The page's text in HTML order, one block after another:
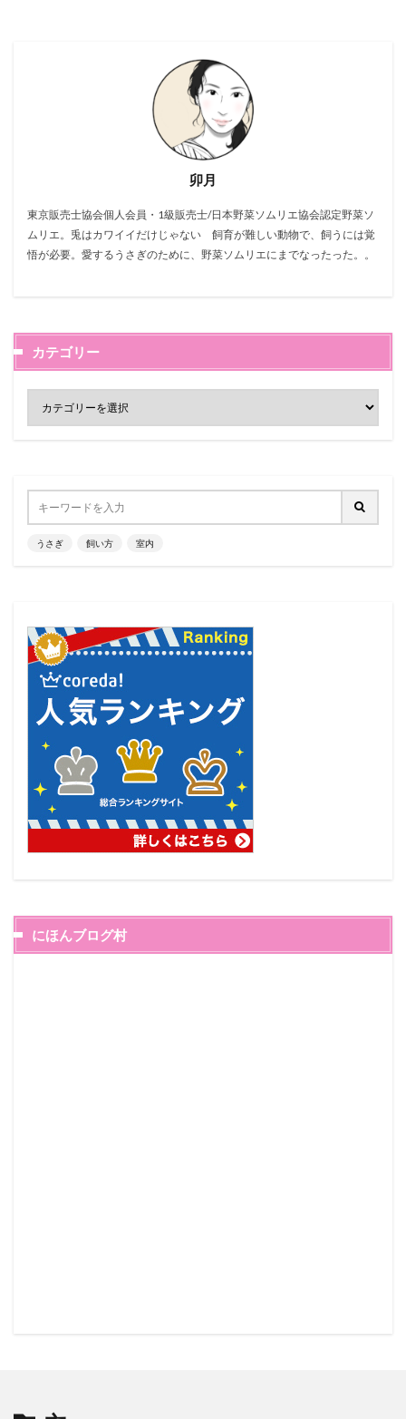
卯月
東京販売士協会個人会員・1級販売士/日本野菜ソムリエ協会認定野菜ソ
ムリエ。兎はカワイイだけじゃない 飼育が難しい動物で、飼うには覚
悟が必要。愛するうさぎのために、野菜ソムリエにまでなったった。。
カテゴリー
うさぎ 飼い方 室内
にほんブログ村